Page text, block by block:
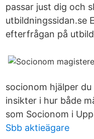
passar just dig och
utbildningssidan.se
efterfrågan på
socionom hjälper
insikter i hur både
som Socionom i
Sbb aktieägare